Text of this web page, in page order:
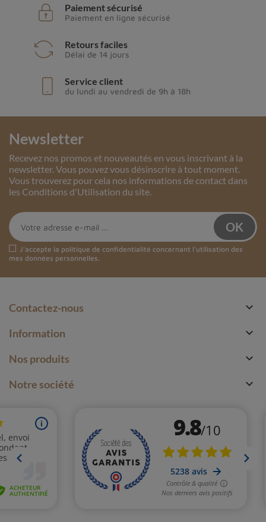
Paiement sécurisé
Paiement en ligne sécurisé
Retours faciles
Délai de 14 jours
Service client
du lundi au vendredi de 9h à 18h
Newsletter
Recevez nos promos et nouveautés en vous inscrivant à la
newsletter. Vous pouvez vous désinscrire à tout moment.
Vous trouverez pour cela nos informations de contact dans
les Conditions d'Utilisation du site.
J'accepte la politique de confidentialité concernant l'utilisation des
mes données personnelles.
Contactez-nous 
Information 
Nos produits 
Notre société 